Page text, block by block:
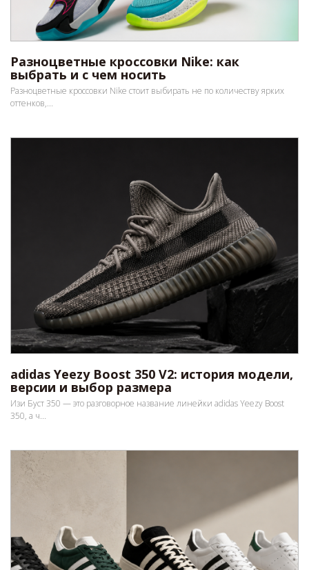
Разноцветные кроссовки Nike: как
выбрать и с чем носить
Разноцветные кроссовки Nike стоит выбирать не по количеству ярких
оттенков,...
adidas Yeezy Boost 350 V2: история модели,
версии и выбор размера
Изи Буст 350 — это разговорное название линейки adidas Yeezy Boost
350, а ч...